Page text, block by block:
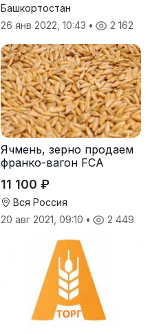
Башкортостан
26 янв 2022, 10:43 • 2 162
Ячмень, зерно продаем
франко-вагон FCA
11 100 ₽
Вся Россия
20 авг 2021, 09:10 • 2 449